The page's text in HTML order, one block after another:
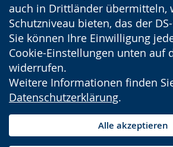
auch in Drittländer übermitteln,
Schutzniveau bieten, das der
Sie können Ihre Einwilligung
Cookie-Einstellungen unten auf
widerrufen.
Weitere Informationen finden
Datenschutzerklärung.
Alle akzeptieren